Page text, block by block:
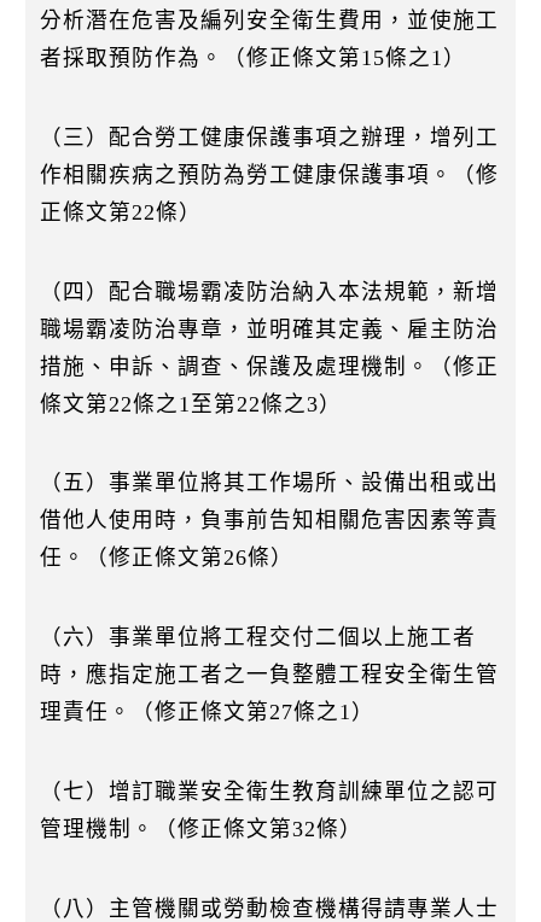
分析潛在危害及編列安全衛生費用，並使施工
者採取預防作為。（修正條文第15條之1）
（三）配合勞工健康保護事項之辦理，增列工
作相關疾病之預防為勞工健康保護事項。（修
正條文第22條）
（四）配合職場霸凌防治納入本法規範，新增
職場霸凌防治專章，並明確其定義、雇主防治
措施、申訴、調查、保護及處理機制。（修正
條文第22條之1至第22條之3）
（五）事業單位將其工作場所、設備出租或出
借他人使用時，負事前告知相關危害因素等責
任。（修正條文第26條）
（六）事業單位將工程交付二個以上施工者
時，應指定施工者之一負整體工程安全衛生管
理責任。（修正條文第27條之1）
（七）增訂職業安全衛生教育訓練單位之認可
管理機制。（修正條文第32條）
（八）主管機關或勞動檢查機構得請專業人士